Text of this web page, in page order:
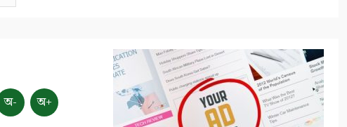
৯
শ্যামনগরে দুস্থ ও প্রতিবন্ধীদের
মাঝে অনুদানের চেক বিতরণ
১০
অ- অ+